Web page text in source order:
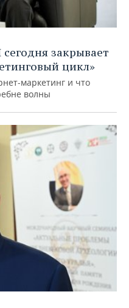
закрывает
цикл»
маркетинг и что
волны